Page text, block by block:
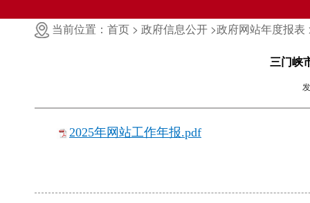
当前位置：首页 > 政府信息公开 >政府网站年度报表
三门峡
2025年网站工作年报.pdf